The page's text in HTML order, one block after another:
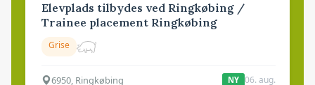
Elevplads tilbydes ved Ringkøbing /
Trainee placement Ringkøbing
Grise
6950, Ringkøbing NY 06. aug.